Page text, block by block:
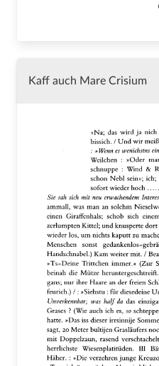
Kaff auch Mare Crisium